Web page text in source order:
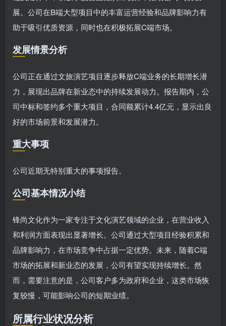
展。公司在B端大型项目中的丰富运营经验和品牌影响力有
助于吸引优质资源，同时也在积极拓展C端市场。
发展情景分析
公司正在通过文旅演艺项目逐步释放C端业务的长期增长潜
力，展现出品牌在新业态中的持续发展动力。报告期内，公
司中标和签约多个重大项目，合同额累计4.4亿元，显示出良
好的市场前景和发展潜力。
重大事项
公司近期无特别重大的事项报告。
公司基本情况小结
锋尚文化作为一家专注于文化演艺领域的企业，在营业收入
和利润方面表现出显著增长。公司通过大型项目经验积累和
品牌影响力，在市场竞争中占据一定优势。未来，随着C端
市场的拓展和新业态的发展，公司有望实现持续增长。然
而，需要注意的是，公司客户多为政府和企业，这类市场恢
复较慢，可能影响公司的短期业绩。
所属行业状况分析